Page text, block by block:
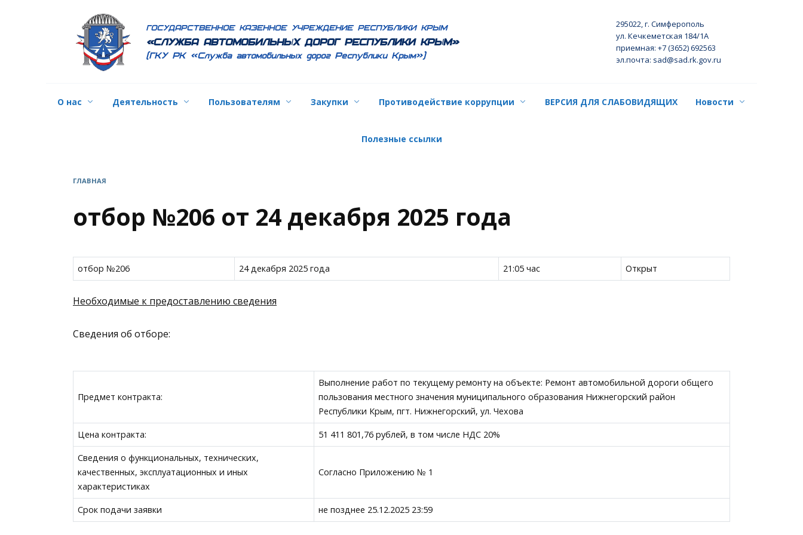
ГОСУДАРСТВЕННОЕ КАЗЕННОЕ УЧРЕЖДЕНИЕ РЕСПУБЛИКИ КРЫМ
«СЛУЖБА АВТОМОБИЛЬНЫХ ДОРОГ РЕСПУБЛИКИ КРЫМ»
(ГКУ РК «Служба автомобильных дорог Республики Крым»)
295022, г. Симферополь
ул. Кечкеметская 184/1А
приемная: +7 (3652) 692563
эл.почта: sad@sad.rk.gov.ru
О нас Деятельность Пользователям Закупки Противодействие коррупции ВЕРСИЯ ДЛЯ СЛАБОВИДЯЩИХ Новости
Полезные ссылки
ГЛАВНАЯ
отбор №206 от 24 декабря 2025 года
отбор №206 24 декабря 2025 года 21:05 час Открыт
Необходимые к предоставлению сведения
Сведения об отборе:
Предмет контракта:
Выполнение работ по текущему ремонту на объекте: Ремонт автомобильной дороги общего
пользования местного значения муниципального образования Нижнегорский район
Республики Крым, пгт. Нижнегорский, ул. Чехова
Цена контракта: 51 411 801,76 рублей, в том числе НДС 20%
Сведения о функциональных, технических,
качественных, эксплуатационных и иных
характеристиках
Согласно Приложению № 1
Срок подачи заявки не позднее 25.12.2025 23:59